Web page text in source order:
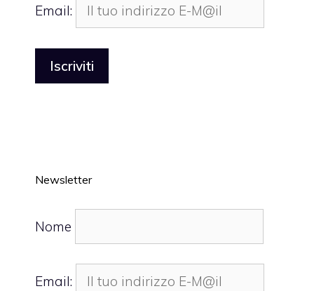
Email:
Newsletter
Nome
Email: